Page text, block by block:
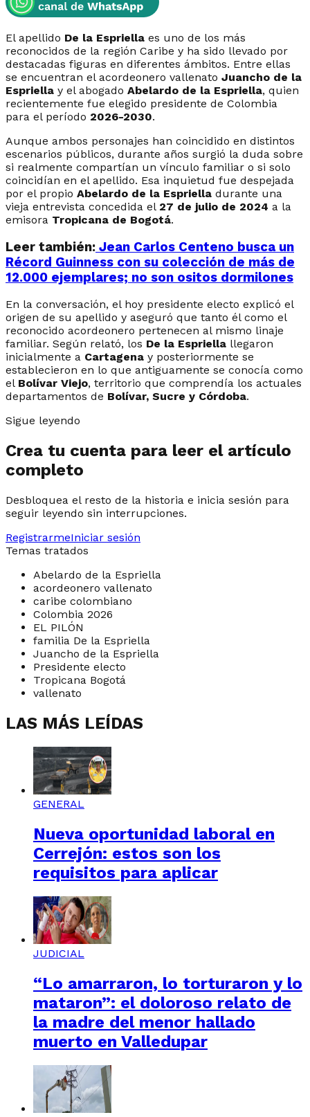
El apellido De la Espriella es uno de los más
reconocidos de la región Caribe y ha sido llevado por
destacadas figuras en diferentes ámbitos. Entre ellas
se encuentran el acordeonero vallenato Juancho de la
Espriella y el abogado Abelardo de la Espriella, quien
recientemente fue elegido presidente de Colombia
para el período 2026-2030.
Aunque ambos personajes han coincidido en distintos
escenarios públicos, durante años surgió la duda sobre
si realmente compartían un vínculo familiar o si solo
coincidían en el apellido. Esa inquietud fue despejada
por el propio Abelardo de la Espriella durante una
vieja entrevista concedida el 27 de julio de 2024 a la
emisora Tropicana de Bogotá.
Leer también: Jean Carlos Centeno busca un
Récord Guinness con su colección de más de
12.000 ejemplares; no son ositos dormilones
En la conversación, el hoy presidente electo explicó el
origen de su apellido y aseguró que tanto él como el
reconocido acordeonero pertenecen al mismo linaje
familiar. Según relató, los De la Espriella llegaron
inicialmente a Cartagena y posteriormente se
establecieron en lo que antiguamente se conocía como
el Bolívar Viejo, territorio que comprendía los actuales
departamentos de Bolívar, Sucre y Córdoba.
Sigue leyendo
Crea tu cuenta para leer el artículo
completo
Desbloquea el resto de la historia e inicia sesión para
seguir leyendo sin interrupciones.
RegistrarmeIniciar sesión
Temas tratados
Abelardo de la Espriella
acordeonero vallenato
caribe colombiano
Colombia 2026
EL PILÓN
familia De la Espriella
Juancho de la Espriella
Presidente electo
Tropicana Bogotá
vallenato
LAS MÁS LEÍDAS
GENERAL
Nueva oportunidad laboral en
Cerrejón: estos son los
requisitos para aplicar
JUDICIAL
“Lo amarraron, lo torturaron y lo
mataron”: el doloroso relato de
la madre del menor hallado
muerto en Valledupar